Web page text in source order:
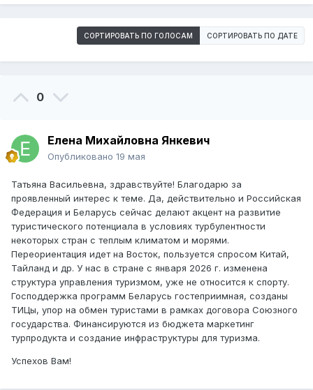
СОРТИРОВАТЬ ПО ГОЛОСАМ СОРТИРОВАТЬ ПО ДАТЕ
0
Елена Михайловна Янкевич
Опубликовано 19 мая
Татьяна Васильевна, здравствуйте! Благодарю за
проявленный интерес к теме. Да, действительно и Российская
Федерация и Беларусь сейчас делают акцент на развитие
туристического потенциала в условиях турбулентности
некоторых стран с теплым климатом и морями.
Переориентация идет на Восток, пользуется спросом Китай,
Тайланд и др. У нас в стране с января 2026 г. изменена
структура управления туризмом, уже не относится к спорту.
Господдержка программ Беларусь гостеприимная, созданы
ТИЦы, упор на обмен туристами в рамках договора Союзного
государства. Финансируются из бюджета маркетинг
турпродукта и создание инфраструктуры для туризма.
Успехов Вам!